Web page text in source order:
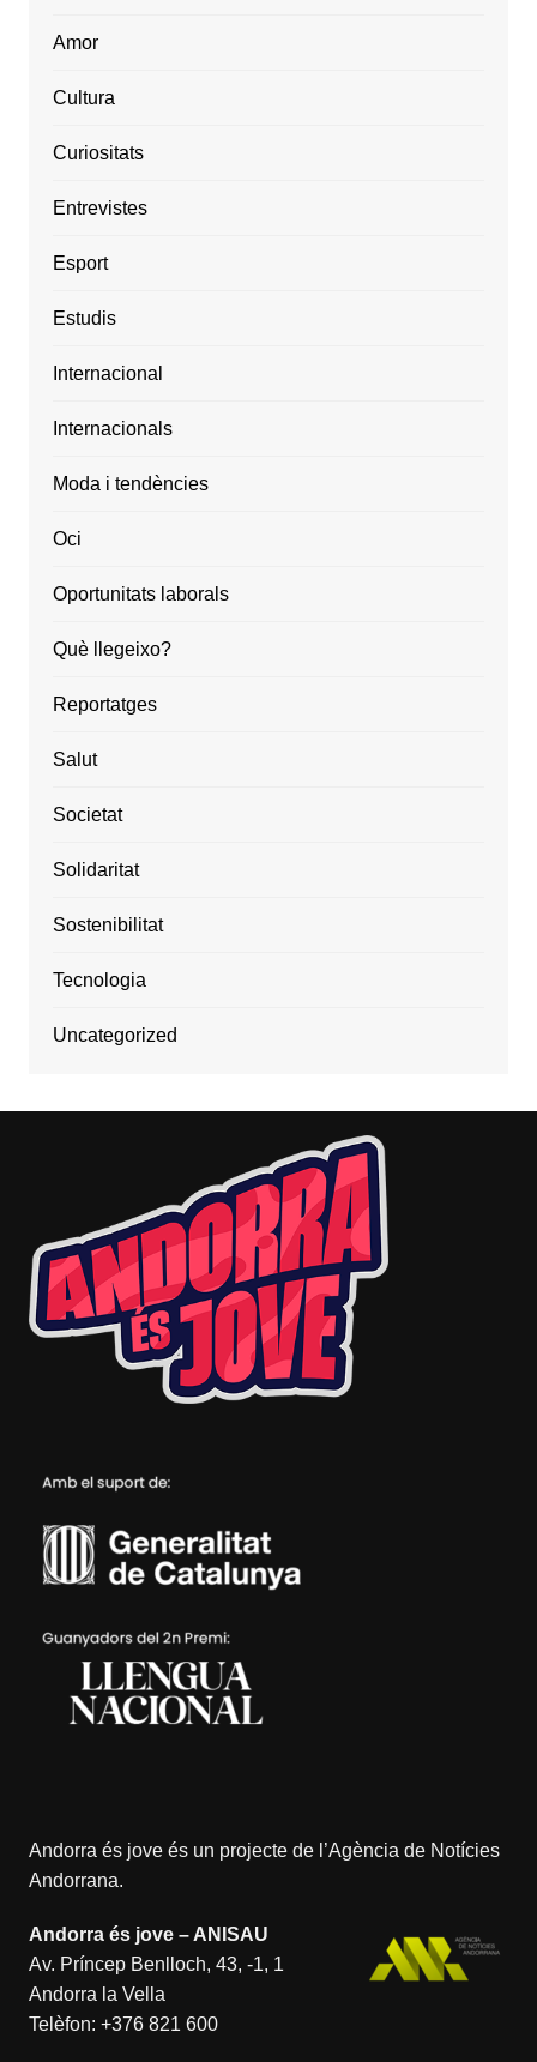
Amor
Cultura
Curiositats
Entrevistes
Esport
Estudis
Internacional
Internacionals
Moda i tendències
Oci
Oportunitats laborals
Què llegeixo?
Reportatges
Salut
Societat
Solidaritat
Sostenibilitat
Tecnologia
Uncategorized
Andorra és jove és un projecte de l’Agència de Notícies
Andorrana.
Andorra és jove – ANISAU
Av. Príncep Benlloch, 43, -1, 1
Andorra la Vella
Telèfon: +376 821 600